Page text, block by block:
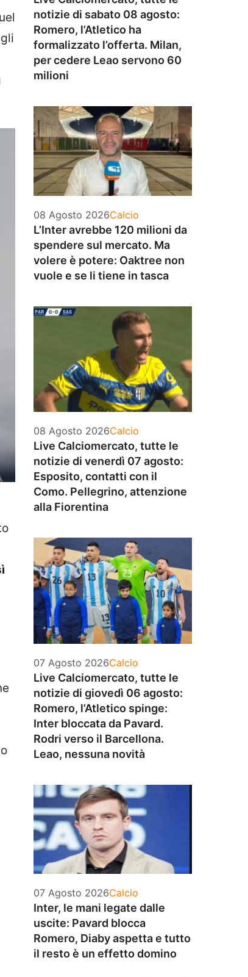
notizie di sabato 08 agosto:
Romero, l’Atletico ha
formalizzato l’offerta. Milan,
per cedere Leao servono 60
milioni
08 Agosto 2026Categorie
Calcio
L’Inter avrebbe 120 milioni da
spendere sul mercato. Ma
volere è potere: Oaktree non
vuole e se li tiene in tasca
08 Agosto 2026Categorie
Calcio
Live Calciomercato, tutte le
notizie di venerdì 07 agosto:
Esposito, contatti con il
Como. Pellegrino, attenzione
alla Fiorentina
07 Agosto 2026Categorie
Calcio
Live Calciomercato, tutte le
notizie di giovedì 06 agosto:
Romero, l’Atletico spinge:
Inter bloccata da Pavard.
Rodri verso il Barcellona.
Leao, nessuna novità
07 Agosto 2026Categorie
Calcio
Inter, le mani legate dalle
uscite: Pavard blocca
Romero, Diaby aspetta e tutto
il resto è un effetto domino